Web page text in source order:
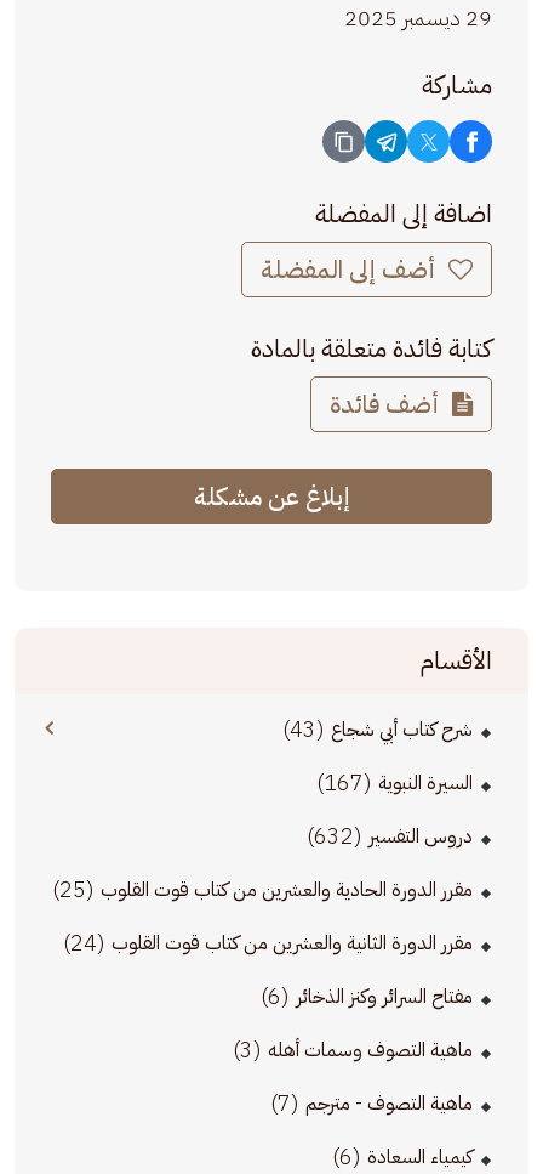
29 ديسمبر 2025
مشاركة
اضافة إلى المفضلة
أضف إلى المفضلة
كتابة فائدة متعلقة بالمادة
أضف فائدة
إبلاغ عن مشكلة
الأقسام
شرح كتاب أبي شجاع (43)
السيرة النبوية (167)
دروس التفسير (632)
مقرر الدورة الحادية والعشرين من كتاب قوت القلوب (25)
مقرر الدورة الثانية والعشرين من كتاب قوت القلوب (24)
مفتاح السرائر وكنز الذخائر (6)
ماهية التصوف وسمات أهله (3)
ماهية التصوف - مترجم (7)
كيمياء السعادة (6)